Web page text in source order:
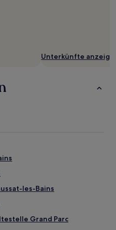
Unterkünfte
les-Bains
Grand Parc